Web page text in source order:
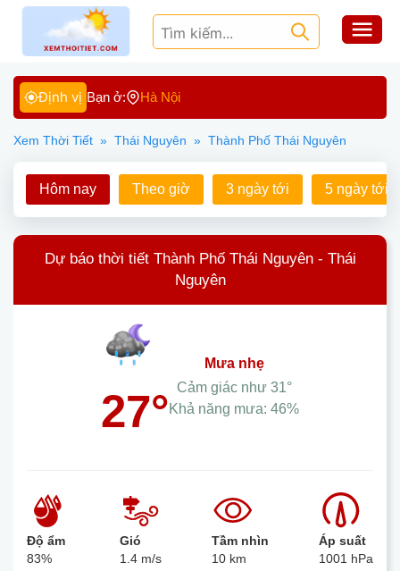
Định vị Bạn ở: Hà Nội
Xem Thời Tiết » Thái Nguyên » Thành Phố Thái Nguyên
Hôm nay Theo giờ 3 ngày tới 5 ngày tới
Dự báo thời tiết Thành Phố Thái Nguyên - Thái
Nguyên
27°
mưa nhẹ
Cảm giác như 31°
Khả năng mưa: 46%
Độ ẩm
83%
Gió
1.4 m/s
Tầm nhìn
10 km
Áp suất
1001 hPa